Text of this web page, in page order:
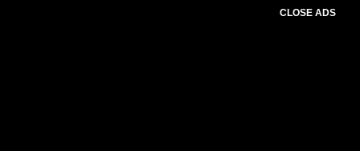
CLOSE ADS